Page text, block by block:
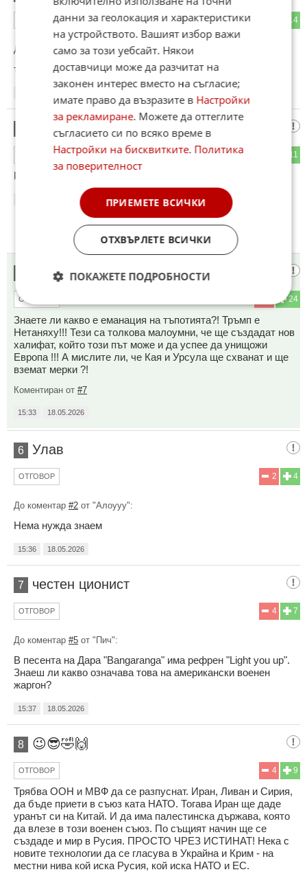
14
ОТГОВОР
До коментар#2 от "Алоууу":
тя РАША без техника за парада остана , ти за 2 самолета
честен ционист
11
ОТГОВОР
Ранга Банга на пущунски беше знак да се почват.
18.05.2026
Пич
24
ОТГОВОР
Знаете ли какво е еманация на тъпотията?! Тръмп е
Нетаняху!!! Тези са толкова малоумни, че ще създадат нов
халифат, който този път може и да успее да унищожи
Европа !!! А мислите ли, че Кая и Урсула ще схванат и ще
вземат мерки ?!
Коментиран от #7
15:33 18.05.2026
6 Улав
4
2
ОТГОВОР
До коментар #2 от "Алоууу":
Нема нужда знаем
15:36 18.05.2026
7 честен ционист
7
4
ОТГОВОР
До коментар #5 от "Пич":
В песента на Дара "Bangaranga" има рефрен "Light you up".
Знаеш ли какво означава това на американски военен
жаргон?
15:37 18.05.2026
8 😉😎🤣🙌
9
4
ОТГОВОР
Трябва ООН и МВФ да се разпуснат. Иран, Ливан и Сирия,
да бъде приети в съюз ката НАТО. Тогава Иран ще даде
уранът си на Китай. И да има палестинска държава, която
да влезе в този военен съюз. По същият начин ще се
създаде и мир в Русия. ПРОСТО ЧРЕЗ ИСТИНАТ! Нека с
новите технологии да се гласува в Украйна и Крим - на
местни нива кой иска Русия, кой иска НАТО и ЕС.
данни за геолокация и характеристики
на устройството. Вашият избор важи
само за този уебсайт. Някои
доставчици може да разчитат на
законен интерес вместо на съгласие;
имате право да възразите в Настройки
за рекламиране. Можете да оттеглите
съгласието си по всяко време в
Настройки на бисквитките. Политика
за поверителност
ПРИЕМЕТЕ ВСИЧКИ
ОТХВЪРЛЕТЕ ВСИЧКИ
ПОКАЖЕТЕ ПОДРОБНОСТИ